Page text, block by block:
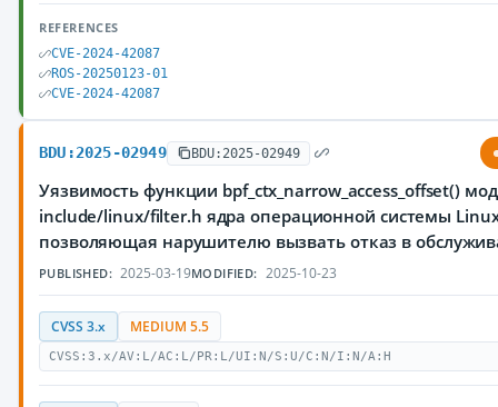
REFERENCES
CVE-2024-42087
ROS-20250123-01
CVE-2024-42087
BDU:2025-02949 BDU:2025-02949
Уязвимость функции bpf_ctx_narrow_access_offset()
include/linux/filter.h ядра операционной системы
позволяющая нарушителю вызвать отказ в
PUBLISHED: 2025-03-19MODIFIED: 2025-10-23
CVSS 3.x MEDIUM 5.5
CVSS:3.x/AV:L/AC:L/PR:L/UI:N/S:U/C:N/I:N/A:H